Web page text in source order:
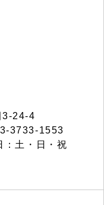
24-4
3733-1553
土・日・祝